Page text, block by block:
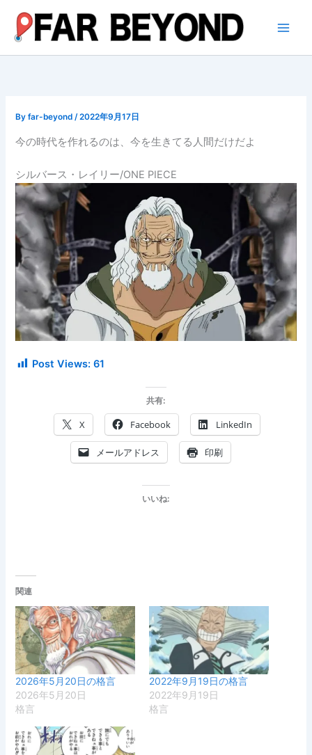
ス
Byfar-beyond/2022年9月17日
今の時代を作れるのは、今を生きてる人間だけだよ
シルバース・レイリー/ONE PIECE
Post Views: 61
共有:
X Facebook LinkedIn
メールアドレス 印刷
いいね:
関連
2026年5月20日の格言
2026年5月20日
格言
2022年9月19日の格言
2022年9月19日
格言